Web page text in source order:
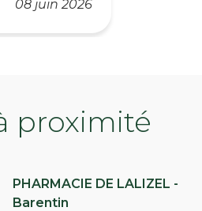
08 juin 2026
proximité
PHARMACIE DE LALIZEL -
Barentin